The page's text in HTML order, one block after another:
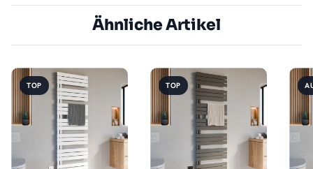
Ähnliche Artikel
TOP TOP